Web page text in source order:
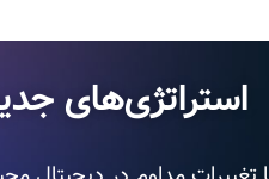
استراتژی‌های